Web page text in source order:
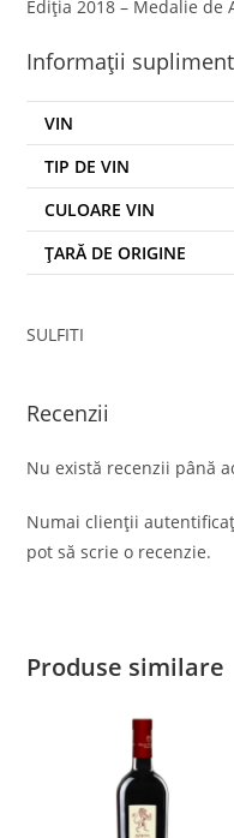
Ediția 2018 – Medalie de
Informații
VIN
TIP DE VIN
CULOARE VIN
ȚARĂ DE ORIGINE
SULFITI
Recenzii
Nu există recenzii până
Numai clienții
pot să scrie o recenzie.
Produse similare